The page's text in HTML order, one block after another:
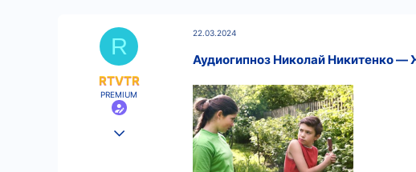
а
R
RTVTR
PREMIUM
22.03.2024
Аудиогипноз Николай Никитенко ―